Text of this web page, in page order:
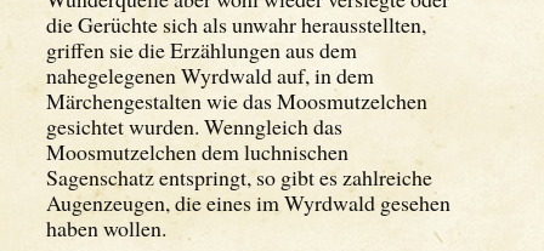
die Gerüchte sich als unwahr herausstellten,
griffen sie die Erzählungen aus dem
nahegelegenen Wyrdwald auf, in dem
Märchengestalten wie das Moosmutzelchen
gesichtet wurden. Wenngleich das
Moosmutzelchen dem luchnischen
Sagenschatz entspringt, so gibt es zahlreiche
Augenzeugen, die eines im Wyrdwald gesehen
haben wollen.